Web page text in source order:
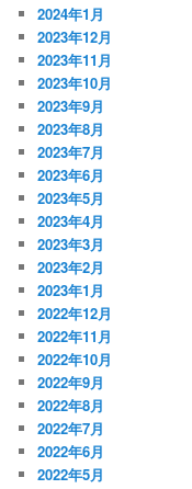
2024年1月
2023年12月
2023年11月
2023年10月
2023年9月
2023年8月
2023年7月
2023年6月
2023年5月
2023年4月
2023年3月
2023年2月
2023年1月
2022年12月
2022年11月
2022年10月
2022年9月
2022年8月
2022年7月
2022年6月
2022年5月